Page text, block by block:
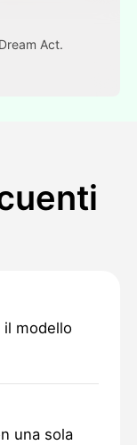
Act.
modello
una sola